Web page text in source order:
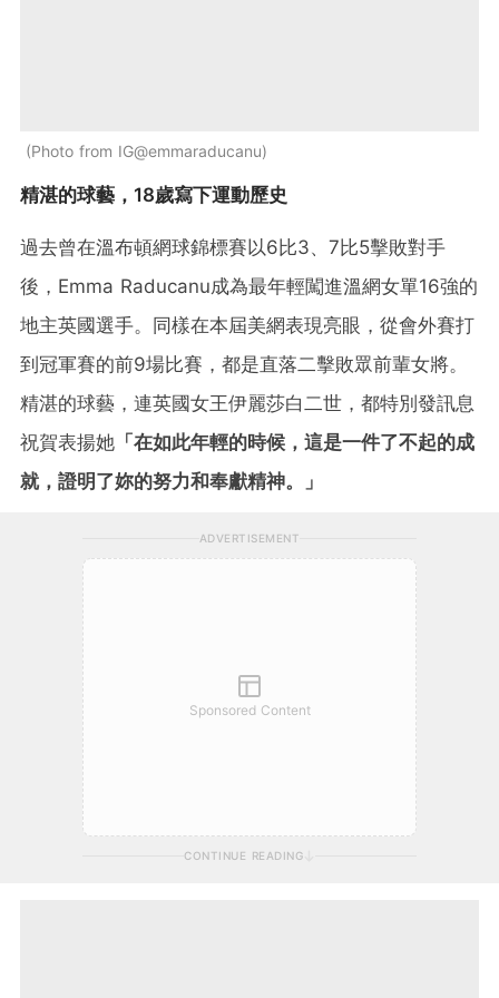
Photo from IG@emmaraducanu
精湛的球藝，18歲寫下運動歷史
過去曾在溫布頓網球錦標賽以6比3、7比5擊敗對手
後，Emma Raducanu成為最年輕闖進溫網女單16強的
地主英國選手。同樣在本屆美網表現亮眼，從會外賽打
到冠軍賽的前9場比賽，都是直落二擊敗眾前輩女將。
精湛的球藝，連英國女王伊麗莎白二世，都特別發訊息
祝賀表揚她 「在如此年輕的時候，這是一件了不起的成
就，證明了妳的努力和奉獻精神。」
ADVERTISEMENT
Sponsored Content
CONTINUE READING